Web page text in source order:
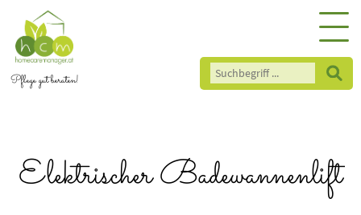
Pflege gut beraten!
Elektrischer Badewannenlift